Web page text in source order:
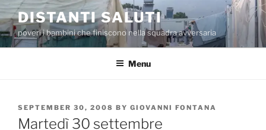
Skip
to
content
DISTANTI SALUTI
poveri i bambini che finiscono nella squadra avversaria
Menu
POSTED
ON
SEPTEMBER 30, 2008 BY GIOVANNI FONTANA
Martedì 30 settembre